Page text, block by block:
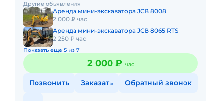
часов работы + 1 час
Другие объявления
Аренда мини-экскаватора JCB 8008
2 000 ₽ час
Аренда мини-экскаватора JCB 8065 RTS
2 250 ₽ час
Показать еще 5 из 7
2 000 ₽ час
Позвонить Заказать Обратный звонок